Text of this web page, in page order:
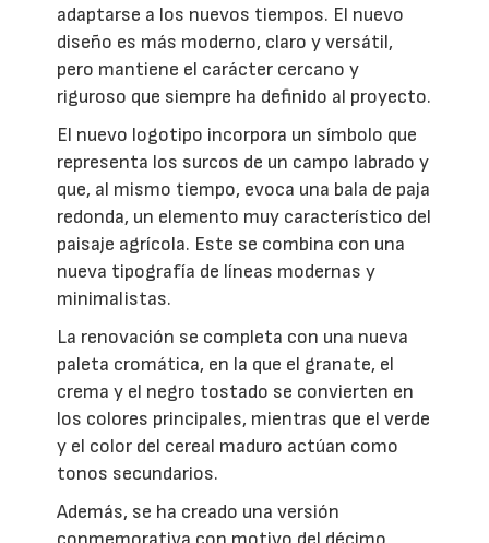
adaptarse a los nuevos tiempos. El nuevo
diseño es más moderno, claro y versátil,
pero mantiene el carácter cercano y
riguroso que siempre ha definido al proyecto.
El nuevo logotipo incorpora un símbolo que
representa los surcos de un campo labrado y
que, al mismo tiempo, evoca una bala de paja
redonda, un elemento muy característico del
paisaje agrícola. Este se combina con una
nueva tipografía de líneas modernas y
minimalistas.
La renovación se completa con una nueva
paleta cromática, en la que el granate, el
crema y el negro tostado se convierten en
los colores principales, mientras que el verde
y el color del cereal maduro actúan como
tonos secundarios.
Además, se ha creado una versión